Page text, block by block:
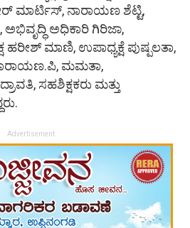
ಮಾರ್ಟಿಸ್, ನಾರಾಯಣ ಶೆಟ್ಟಿ,
ಅಧಿಕಾರಿ ಗಿರಿಜಾ,
ಹರೀಶ್ ಮಾಣಿ, ಉಪಾಧ್ಯಕ್ಷೆ ಪುಷ್ಪಲತಾ,
ಮಮತಾ,
ಸಹಶಿಕ್ಷಕರು ಮತ್ತು
Advertisement